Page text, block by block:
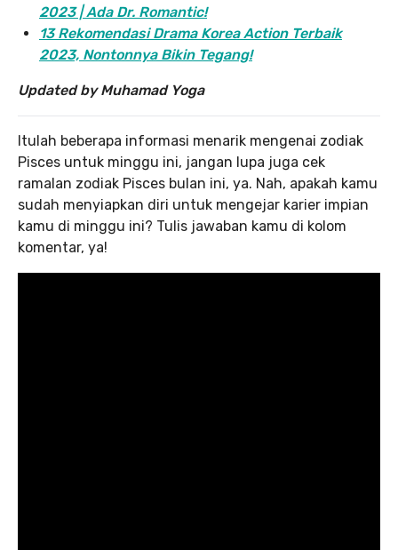
2023 | Ada Dr. Romantic!
13 Rekomendasi Drama Korea Action Terbaik
2023, Nontonnya Bikin Tegang!
Updated by Muhamad Yoga
Itulah beberapa informasi menarik mengenai zodiak
Pisces untuk minggu ini, jangan lupa juga cek
ramalan zodiak Pisces bulan ini, ya. Nah, apakah kamu
sudah menyiapkan diri untuk mengejar karier impian
kamu di minggu ini? Tulis jawaban kamu di kolom
komentar, ya!